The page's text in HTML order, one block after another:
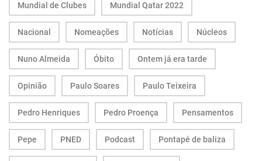
Mundial de Clubes Mundial Qatar 2022
Nacional Nomeações Notícias Núcleos
Nuno Almeida Óbito Ontem já era tarde
Opinião Paulo Soares Paulo Teixeira
Pedro Henriques Pedro Proença Pensamentos
Pepe PNED Podcast Pontapé de baliza